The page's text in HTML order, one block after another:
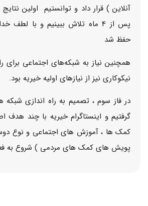
آنلاین ) قرار داد و توانستیم اولین
پس از 4 ماه تلاش ببینیم و با لطف
حفظ شد
همچنین نیاز به شبکه‌های اجتماعی برای
نیکوکاری نیز از نیازهای اولیه خیریه بود.
در فاز سوم ، تصمیم به راه اندازی شبکه
گرفتیم و اینستاگرام خیریه با چند هدف
کمک ها ، آموزش های اجتماعی و نوع
پویش های کمک های مردمی ) شروع به